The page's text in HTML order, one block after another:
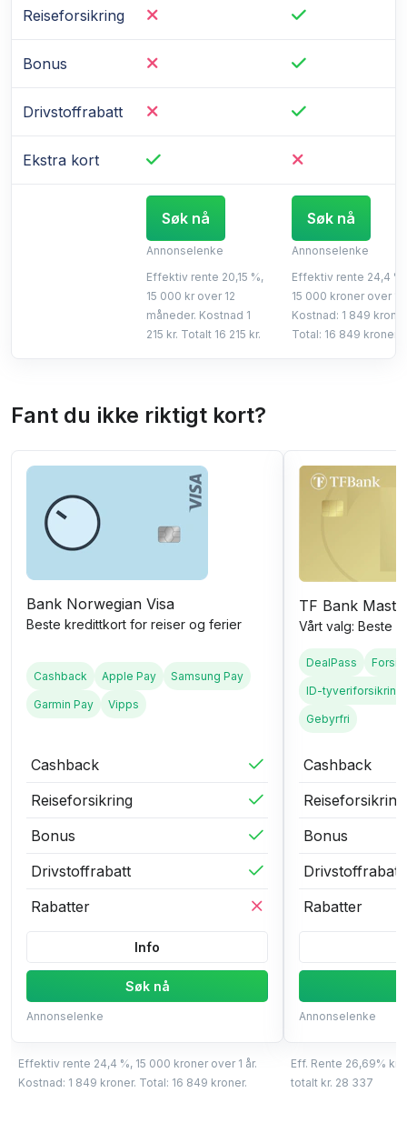
Reiseforsikring
Bonus
Drivstoffrabatt
Ekstra kort
Søk nå
Annonselenke
Effektiv rente 20,15 %,
15 000 kr over 12
måneder. Kostnad 1
215 kr. Totalt 16 215 kr.
Søk nå
Annonselenke
Effektiv rente 24,4 %,
15 000 kroner over 1
Kostnad: 1 849
Total: 16 849 kroner.
Fant du ikke riktigt kort?
Bank Norwegian Visa
Beste kredittkort for reiser og ferier
Cashback Apple Pay Samsung Pay
Garmin Pay Vipps
Cashback
Reiseforsikring
Bonus
Drivstoffrabatt
Rabatter
Info
Søk nå
Annonselenke
TF Bank
Vårt valg: Beste
DealPass
ID-tyveriforsikring
Gebyrfri
Cashback
Reiseforsikring
Bonus
Drivstoffrabatt
Rabatter
Annonselenke
Effektiv rente 24,4 %, 15 000 kroner over 1 år.
Kostnad: 1 849 kroner. Total: 16 849 kroner.
Eff. Rente 26,69% kr
totalt kr. 28 337